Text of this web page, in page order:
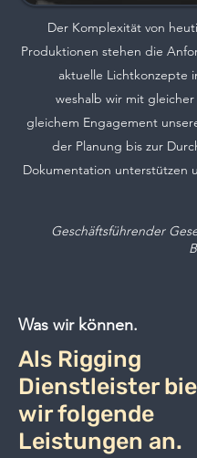
Der Komplexität von
Produktionen stehen die
aktuelle Lichtkonzepte
weshalb wir mit gleicher
gleichem Engagement
der Planung bis zur
Dokumentation unterstützen
Geschäftsführender
B
Was wir können.
Als Rigging
Dienstleister
wir folgende
Leistungen an.